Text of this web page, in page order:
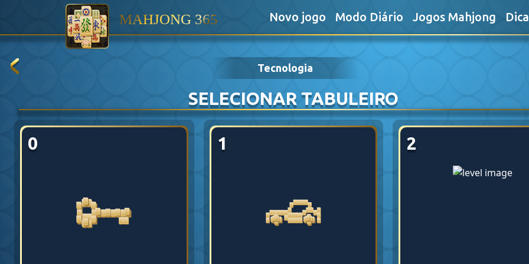
MAHJONG 365 Novo jogo Modo Diário Jogos Mahjong
Tecnologia
SELECIONAR TABULEIRO
0 1 2